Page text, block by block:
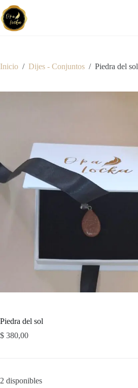
Saltar
al
contenido
Inicio / Dijes - Conjuntos / Piedra del sol
Piedra del sol
$ 380,00
2 disponibles